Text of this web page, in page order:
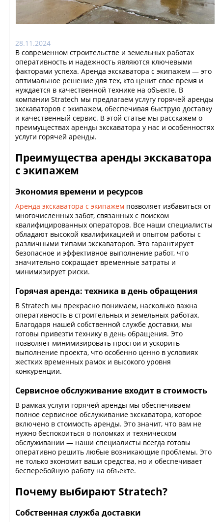
28.11.2024
В современном строительстве и земельных работах
оперативность и надежность являются ключевыми
факторами успеха. Аренда экскаватора с экипажем — это
оптимальное решение для тех, кто ценит свое время и
нуждается в качественной технике на объекте. В
компании Stratech мы предлагаем услугу горячей аренды
экскаваторов с экипажем, обеспечивая быструю доставку
и качественный сервис. В этой статье мы расскажем о
преимуществах аренды экскаватора у нас и особенностях
услуги горячей аренды.
Преимущества аренды экскаватора
с экипажем
Экономия времени и ресурсов
Аренда экскаватора с экипажем позволяет избавиться от
многочисленных забот, связанных с поиском
квалифицированных операторов. Все наши специалисты
обладают высокой квалификацией и опытом работы с
различными типами экскаваторов. Это гарантирует
безопасное и эффективное выполнение работ, что
значительно сокращает временные затраты и
минимизирует риски.
Горячая аренда: техника в день обращения
В Stratech мы прекрасно понимаем, насколько важна
оперативность в строительных и земельных работах.
Благодаря нашей собственной службе доставки, мы
готовы привезти технику в день обращения. Это
позволяет минимизировать простои и ускорить
выполнение проекта, что особенно ценно в условиях
жестких временных рамок и высокого уровня
конкуренции.
Сервисное обслуживание входит в стоимость
В рамках услуги горячей аренды мы обеспечиваем
полное сервисное обслуживание экскаватора, которое
включено в стоимость аренды. Это значит, что вам не
нужно беспокоиться о поломках и техническом
обслуживании — наши специалисты всегда готовы
оперативно решить любые возникающие проблемы. Это
не только экономит ваши средства, но и обеспечивает
бесперебойную работу на объекте.
Почему выбирают Stratech?
Собственная служба доставки